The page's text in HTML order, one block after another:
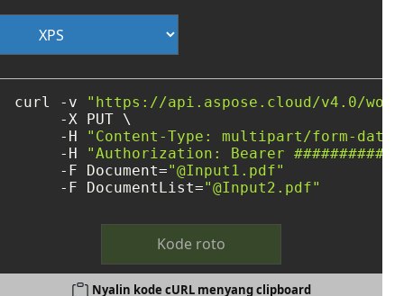
curl -v
"https://api.aspose.cloud/v4.0/
     -X PUT \
     -H
"Content-Type: multipart/form-data"
     -H
"Authorization: Bearer
     -F Document=
"@Input1.pdf"
     -F DocumentList=
"@Input2.pdf"
Kode roto
Nyalin kode cURL menyang clipboard